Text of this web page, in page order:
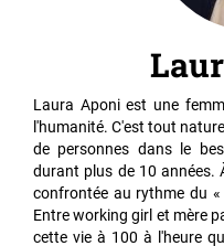
Laura Aponi est une
l'humanité. C'est tout
de personnes dans le
durant plus de 10 années.
confrontée au rythme du
Entre working girl et mère
cette vie à 100 à l'heure